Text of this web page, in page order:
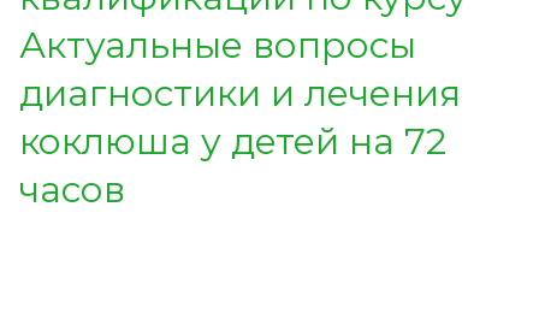
Актуальные вопросы
диагностики и лечения
коклюша у детей на 72
часов